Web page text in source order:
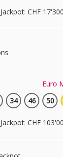
CHF
Euro
34 46 50
CHF